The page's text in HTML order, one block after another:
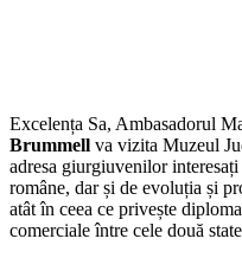
Excelența Sa, Ambasadorul
Brummell va vizita Muzeul
adresa giurgiuvenilor
române, dar și de evoluția și
atât în ceea ce privește
comerciale între cele două